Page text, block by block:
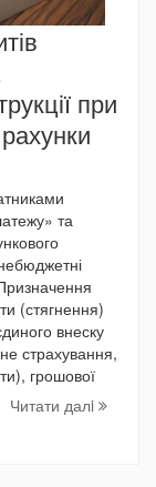
при
та
(стягнення)
внеску
страхування,
грошової
Читати далi